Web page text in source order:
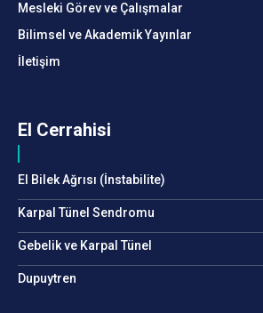
Mesleki Görev ve Çalışmalar
Bilimsel ve Akademik Yayınlar
İletişim
El Cerrahisi
El Bilek Ağrısı (İnstabilite)
Karpal Tünel Sendromu
Gebelik ve Karpal Tünel
Dupuytren